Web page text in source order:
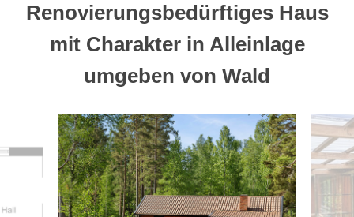
Renovierungsbedürftiges Haus
mit Charakter in Alleinlage
umgeben von Wald